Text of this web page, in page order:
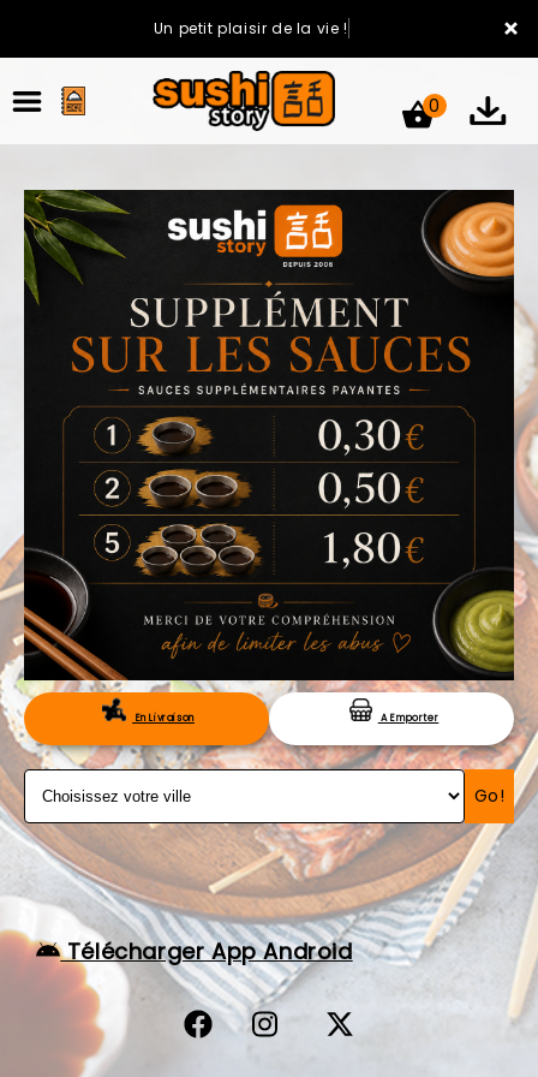
×
Un petit plaisir de la vie !
ACCUEIL
LA CARTE
VOTRE COMPTE
NOTRE RESTAURANT
VOS AVIS
MENTIONS LÉGALES
C.G.V
RÉSERVATION
0
En Livraison A Emporter
Go!
Télécharger App Android